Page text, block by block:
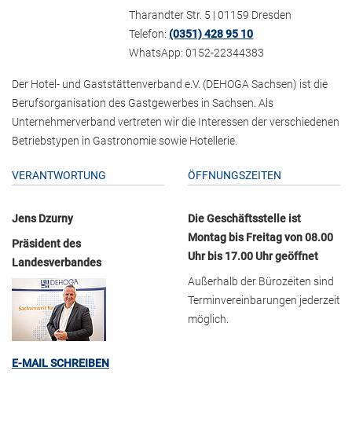
Tharandter Str. 5 | 01159 Dresden
Telefon:(0351) 428 95 10
WhatsApp: 0152-22344383
Der Hotel- und Gaststättenverband e.V. (DEHOGA Sachsen) ist die
Berufsorganisation des Gastgewerbes in Sachsen. Als
Unternehmerverband vertreten wir die Interessen der verschiedenen
Betriebstypen in Gastronomie sowie Hotellerie.
VERANTWORTUNG
Jens Dzurny
Präsident des
Landesverbandes
E-MAIL SCHREIBEN
ÖFFNUNGSZEITEN
Die Geschäftsstelle ist
Montag bis Freitag von 08.00
Uhr bis 17.00 Uhr geöffnet
Außerhalb der Bürozeiten sind
Terminvereinbarungen jederzeit
möglich.